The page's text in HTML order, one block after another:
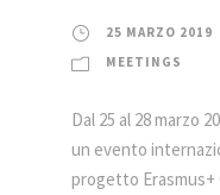
25 MARZO 2019
MEETINGS
Dal 25 al 28 marzo
un evento
progetto Erasmus+